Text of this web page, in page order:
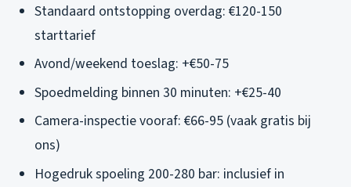
Standaard ontstopping overdag: €120-150
starttarief
Avond/weekend toeslag: +€50-75
Spoedmelding binnen 30 minuten: +€25-40
Camera-inspectie vooraf: €66-95 (vaak gratis bij
ons)
Hogedruk spoeling 200-280 bar: inclusief in